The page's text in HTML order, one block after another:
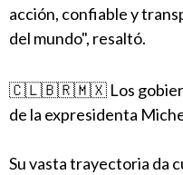
acción, confiable y
del mundo", resaltó.
🇨🇱🇧🇷🇲🇽 Los
de la expresidenta
Su vasta trayectoria da